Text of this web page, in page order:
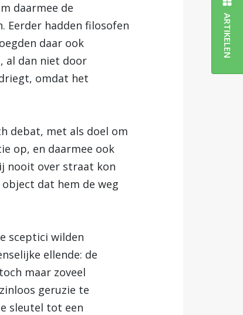
daarmee de
Eerder hadden filosofen
daar ook
al dan niet door
omdat het
debat, met als doel om
op, en daarmee ook
nooit over straat kon
dat hem de weg
sceptici wilden
ellende: de
maar zoveel
geruzie te
sleutel tot een
ARTIKELEN